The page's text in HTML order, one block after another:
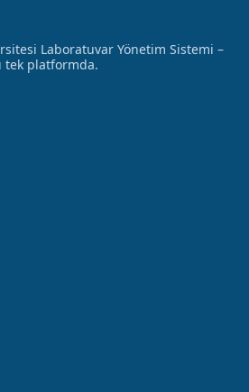
Laboratuvar Yönetim Sistemi –
tek platformda.